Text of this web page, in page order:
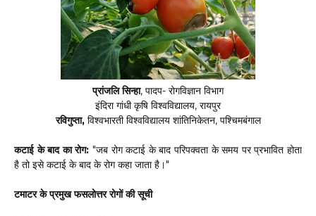
प्रांजलि सिन्हा, पादप- रोगविज्ञान विभाग
इंदिरा गांधी कृषि विश्वविद्यालय, रायपुर
रविगुप्ता, विश्वभारती विश्वविद्यालय शांतिनिकेतन, पश्चिमबंगाल
कटाई के बाद का रोग: "जब रोग कटाई के बाद परिपक्वता के समय पर प्रभावित होता
है तो इसे कटाई के बाद के रोग कहा जाता है।"
टमाटर के प्रमुख फसलोत्तर रोगों की सूची